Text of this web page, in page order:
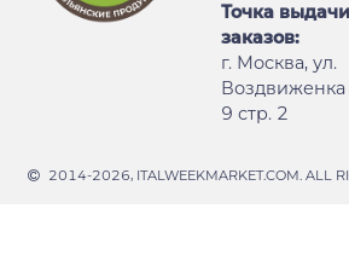
Точка выдачи
заказов:
г. Москва, ул.
Воздвиженка
9 стр. 2
2014-2026, ITALWEEKMARKET.COM. ALL